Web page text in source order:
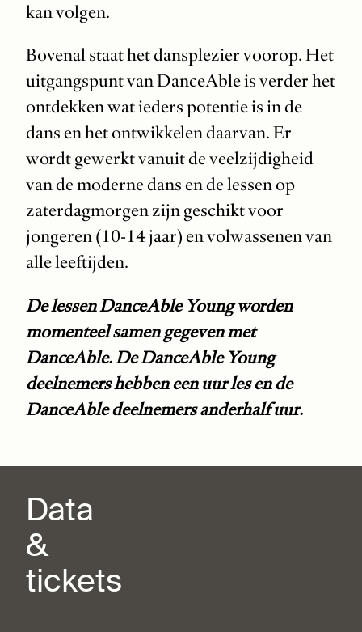
kan volgen.
Bovenal staat het dansplezier voorop. Het
uitgangspunt van DanceAble is verder het
ontdekken wat ieders potentie is in de
dans en het ontwikkelen daarvan. Er
wordt gewerkt vanuit de veelzijdigheid
van de moderne dans en de lessen op
zaterdagmorgen zijn geschikt voor
jongeren (10-14 jaar) en volwassenen van
alle leeftijden.
De lessen DanceAble Young worden
momenteel samen gegeven met
DanceAble. De DanceAble Young
deelnemers hebben een uur les en de
DanceAble deelnemers anderhalf uur.
Data
&
tickets